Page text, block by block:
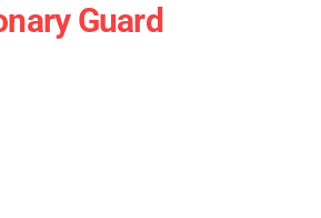
Guard